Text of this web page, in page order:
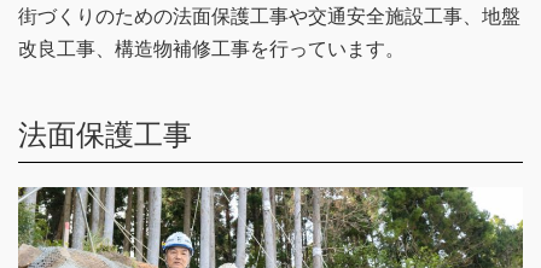
街づくりのための法面保護工事や交通安全施設工事、地盤
改良工事、構造物補修工事を行っています。
法面保護工事